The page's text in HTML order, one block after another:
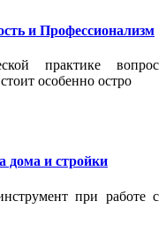
и Профессионализм
практике вопрос
особенно остро
дома и стройки
при работе с